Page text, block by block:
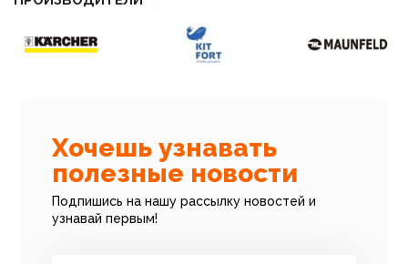
Хочешь узнавать
полезные новости
Подпишись на нашу рассылку новостей и
узнавай первым!